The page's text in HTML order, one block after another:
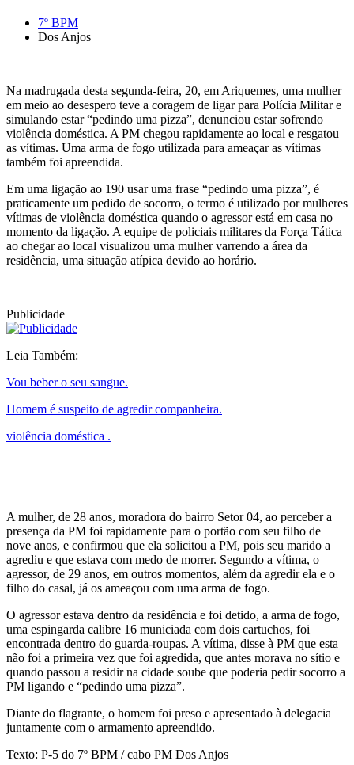
7º BPM
Dos Anjos
Na madrugada desta segunda-feira, 20, em Ariquemes, uma mulher
em meio ao desespero teve a coragem de ligar para Polícia Militar e
simulando estar “pedindo uma pizza”, denunciou estar sofrendo
violência doméstica. A PM chegou rapidamente ao local e resgatou
as vítimas. Uma arma de fogo utilizada para ameaçar as vítimas
também foi apreendida.
Em uma ligação ao 190 usar uma frase “pedindo uma pizza”, é
praticamente um pedido de socorro, o termo é utilizado por mulheres
vítimas de violência doméstica quando o agressor está em casa no
momento da ligação. A equipe de policiais militares da Força Tática
ao chegar ao local visualizou uma mulher varrendo a área da
residência, uma situação atípica devido ao horário.
Publicidade
Leia Também:
Vou beber o seu sangue.
Homem é suspeito de agredir companheira.
violência doméstica .
A mulher, de 28 anos, moradora do bairro Setor 04, ao perceber a
presença da PM foi rapidamente para o portão com seu filho de
nove anos, e confirmou que ela solicitou a PM, pois seu marido a
agrediu e que estava com medo de morrer. Segundo a vítima, o
agressor, de 29 anos, em outros momentos, além da agredir ela e o
filho do casal, já os ameaçou com uma arma de fogo.
O agressor estava dentro da residência e foi detido, a arma de fogo,
uma espingarda calibre 16 municiada com dois cartuchos, foi
encontrada dentro do guarda-roupas. A vítima, disse à PM que esta
não foi a primeira vez que foi agredida, que antes morava no sítio e
quando passou a residir na cidade soube que poderia pedir socorro a
PM ligando e “pedindo uma pizza”.
Diante do flagrante, o homem foi preso e apresentado à delegacia
juntamente com o armamento apreendido.
Texto: P-5 do 7º BPM / cabo PM Dos Anjos